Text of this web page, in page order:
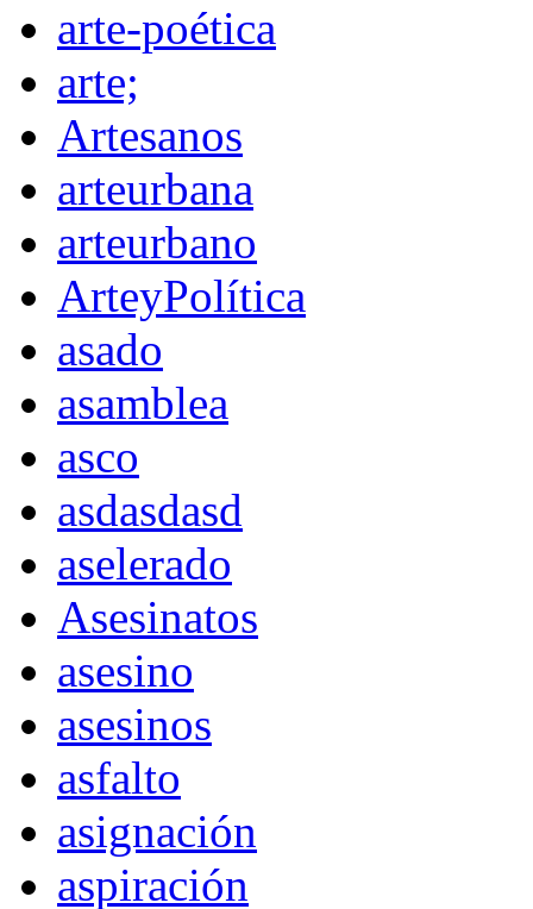
arte-poética
arte;
Artesanos
arteurbana
arteurbano
ArteyPolítica
asado
asamblea
asco
asdasdasd
aselerado
Asesinatos
asesino
asesinos
asfalto
asignación
aspiración